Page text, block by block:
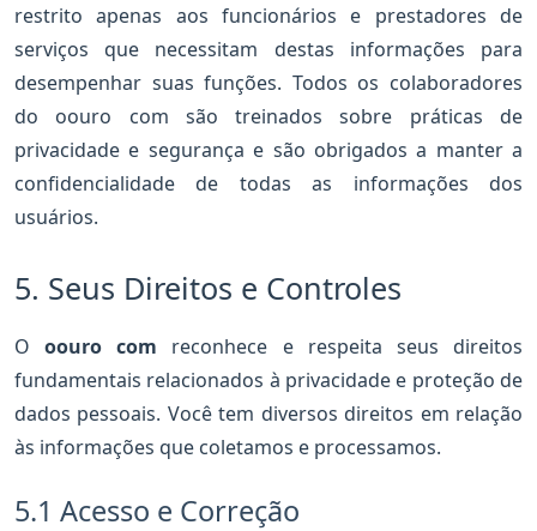
restrito apenas aos funcionários e prestadores de
serviços que necessitam destas informações para
desempenhar suas funções. Todos os colaboradores
do oouro com são treinados sobre práticas de
privacidade e segurança e são obrigados a manter a
confidencialidade de todas as informações dos
usuários.
5. Seus Direitos e Controles
Ooouro com reconhece e respeita seus direitos
fundamentais relacionados à privacidade e proteção de
dados pessoais. Você tem diversos direitos em relação
às informações que coletamos e processamos.
5.1 Acesso e Correção